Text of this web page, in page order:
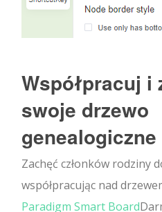
Współpracuj i
swoje drzewo
genealogiczne
Zachęć członków rodziny
współpracując nad
Paradigm Smart Board